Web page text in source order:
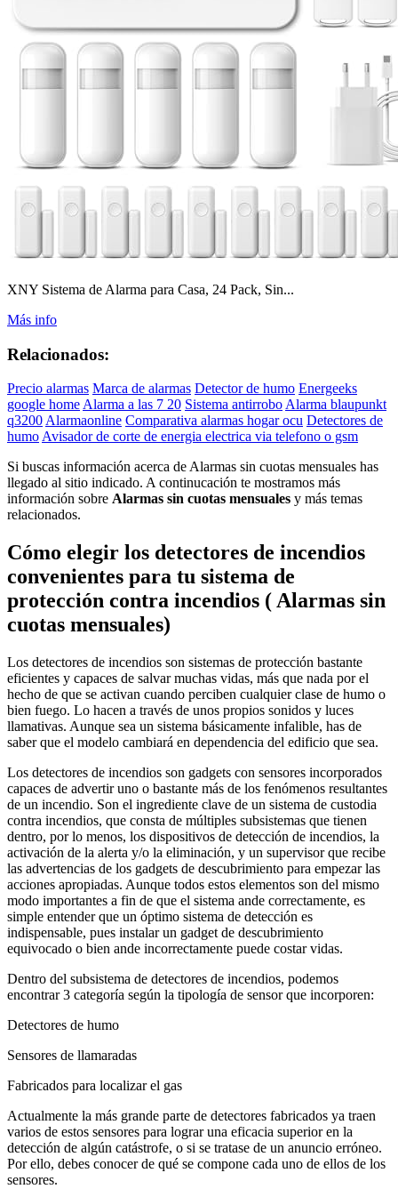
XNY Sistema de Alarma para Casa, 24 Pack, Sin...
Más info
Relacionados:
Precio alarmas Marca de alarmas Detector de humo Energeeks
google home Alarma a las 7 20 Sistema antirrobo Alarma blaupunkt
q3200 Alarmaonline Comparativa alarmas hogar ocu Detectores de
humo Avisador de corte de energia electrica via telefono o gsm
Si buscas información acerca de Alarmas sin cuotas mensuales has
llegado al sitio indicado. A continucación te mostramos más
información sobre Alarmas sin cuotas mensuales y más temas
relacionados.
Cómo elegir los detectores de incendios
convenientes para tu sistema de
protección contra incendios ( Alarmas sin
cuotas mensuales)
Los detectores de incendios son sistemas de protección bastante
eficientes y capaces de salvar muchas vidas, más que nada por el
hecho de que se activan cuando perciben cualquier clase de humo o
bien fuego. Lo hacen a través de unos propios sonidos y luces
llamativas. Aunque sea un sistema básicamente infalible, has de
saber que el modelo cambiará en dependencia del edificio que sea.
Los detectores de incendios son gadgets con sensores incorporados
capaces de advertir uno o bastante más de los fenómenos resultantes
de un incendio. Son el ingrediente clave de un sistema de custodia
contra incendios, que consta de múltiples subsistemas que tienen
dentro, por lo menos, los dispositivos de detección de incendios, la
activación de la alerta y/o la eliminación, y un supervisor que recibe
las advertencias de los gadgets de descubrimiento para empezar las
acciones apropiadas. Aunque todos estos elementos son del mismo
modo importantes a fin de que el sistema ande correctamente, es
simple entender que un óptimo sistema de detección es
indispensable, pues instalar un gadget de descubrimiento
equivocado o bien ande incorrectamente puede costar vidas.
Dentro del subsistema de detectores de incendios, podemos
encontrar 3 categoría según la tipología de sensor que incorporen:
Detectores de humo
Sensores de llamaradas
Fabricados para localizar el gas
Actualmente la más grande parte de detectores fabricados ya traen
varios de estos sensores para lograr una eficacia superior en la
detección de algún catástrofe, o si se tratase de un anuncio erróneo.
Por ello, debes conocer de qué se compone cada uno de ellos de los
sensores.